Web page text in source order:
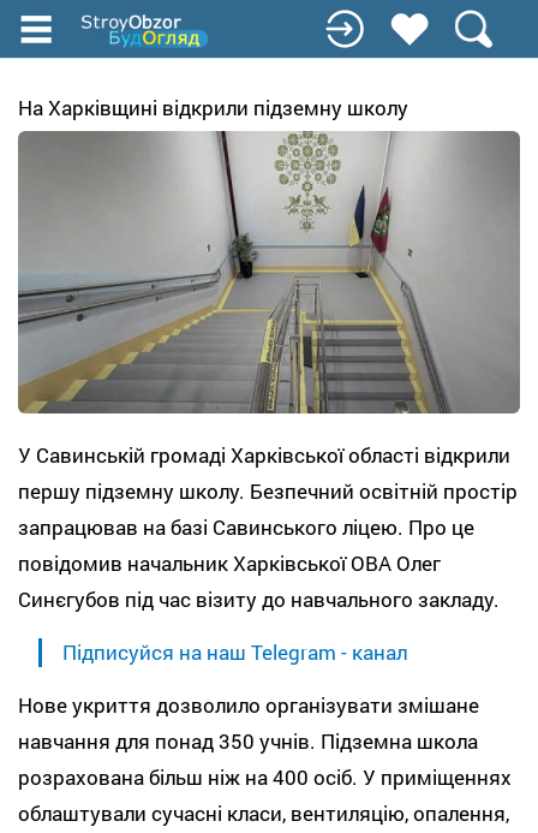
Перейти
до
вмісту
На Харківщині відкрили підземну школу
У Савинській громаді Харківської області відкрили
першу підземну школу. Безпечний освітній простір
запрацював на базі Савинського ліцею. Про це
повідомив начальник Харківської ОВА Олег
Синєгубов під час візиту до навчального закладу.
Підписуйся на наш Telegram - канал
Нове укриття дозволило організувати змішане
навчання для понад 350 учнів. Підземна школа
розрахована більш ніж на 400 осіб. У приміщеннях
облаштували сучасні класи, вентиляцію, опалення,